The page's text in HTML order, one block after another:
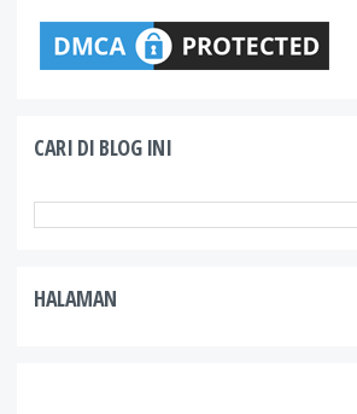
CARI DI BLOG INI
HALAMAN